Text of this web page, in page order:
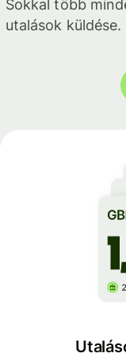
Sokkal több
utalások